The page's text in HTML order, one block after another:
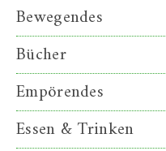
Bewegendes
Bücher
Empörendes
Essen & Trinken